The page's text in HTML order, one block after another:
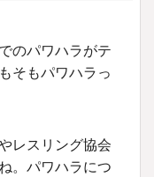
のパワハラがテ
そもパワハラっ
レスリング協会
。パワハラにつ